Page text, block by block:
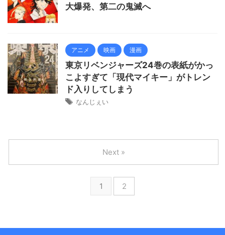
大爆発、第二の鬼滅へ
アニメ 映画 漫画
東京リベンジャーズ24巻の表紙がかっ
こよすぎて「現代マイキー」がトレン
ド入りしてしまう
なんじぇい
1 2
Next »